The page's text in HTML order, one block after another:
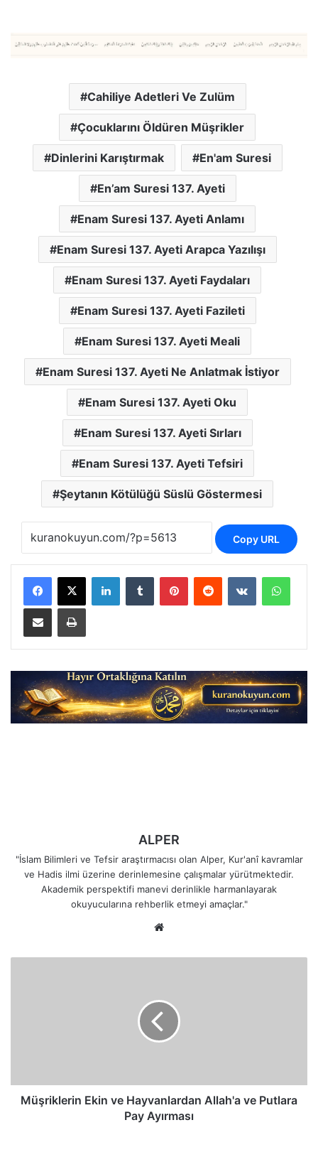
Cahiliye Adetleri Ve Zulüm
Çocuklarını Öldüren Müşrikler
Dinlerini Karıştırmak En'am Suresi
En’am Suresi 137. Ayeti
Enam Suresi 137. Ayeti Anlamı
Enam Suresi 137. Ayeti Arapca Yazılışı
Enam Suresi 137. Ayeti Faydaları
Enam Suresi 137. Ayeti Fazileti
Enam Suresi 137. Ayeti Meali
Enam Suresi 137. Ayeti Ne Anlatmak İstiyor
Enam Suresi 137. Ayeti Oku
Enam Suresi 137. Ayeti Sırları
Enam Suresi 137. Ayeti Tefsiri
Şeytanın Kötülüğü Süslü Göstermesi
Copy URL
LinkedInTumblr PinterestReddit VKontakte
E-Posta ile paylaş Yazdır
ALPER
"İslam Bilimleri ve Tefsir araştırmacısı olan Alper, Kur'anî kavramlar
ve Hadis ilmi üzerine derinlemesine çalışmalar yürütmektedir.
Akademik perspektifi manevi derinlikle harmanlayarak
okuyucularına rehberlik etmeyi amaçlar."
Ayırması
Müşriklerin Ekin ve Hayvanlardan Allah'a ve Putlara
Pay Ayırması